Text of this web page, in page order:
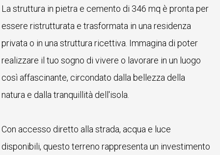
La struttura in pietra e cemento di 346 mq è pronta per
essere ristrutturata e trasformata in una residenza
privata o in una struttura ricettiva. Immagina di poter
realizzare il tuo sogno di vivere o lavorare in un luogo
così affascinante, circondato dalla bellezza della
natura e dalla tranquillità dell'isola.
Con accesso diretto alla strada, acqua e luce
disponibili, questo terreno rappresenta un investimento